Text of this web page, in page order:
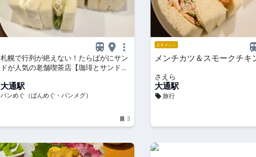
札幌で行列が絶えない！たらばがにサン
ドが人気の老舗喫茶店【珈琲とサンドイ
大通駅
パンめぐ（ぱんめぐ・パンメグ）
3
エキメシ！
メンチカツ＆スモークチキ
さえら
大通駅
旅行